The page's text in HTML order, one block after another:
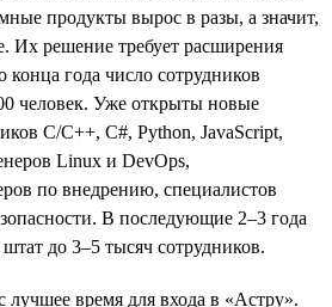
продукты вырос в разы, а значит,
Их решение требует расширения
года число сотрудников
человек. Уже открыты новые
С/С++, C#, Python, JavaScript,
Linux и DevOps,
по внедрению, специалистов
В последующие 2–3 года
до 3–5 тысяч сотрудников.
лучшее время для входа в «Астру».